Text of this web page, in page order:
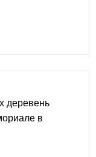
деревень
в